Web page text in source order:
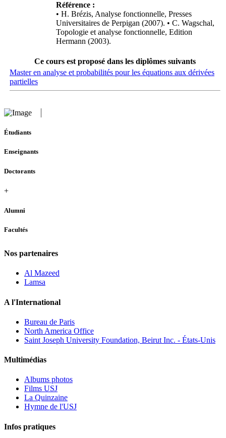
Référence :
• H. Brézis, Analyse fonctionnelle, Presses
Universitaires de Perpigan (2007). • C. Wagschal,
Topologie et analyse fonctionnelle, Edition
Hermann (2003).
Ce cours est proposé dans les diplômes suivants
Master en analyse et probabilités pour les équations aux dérivées
partielles
Étudiants
Enseignants
Doctorants
+
Alumni
Facultés
Nos partenaires
Al Mazeed
Lamsa
A l'International
Bureau de Paris
North America Office
Saint Joseph University Foundation, Beirut Inc. - États-Unis
Multimédias
Albums photos
Films USJ
La Quinzaine
Hymne de l'USJ
Infos pratiques